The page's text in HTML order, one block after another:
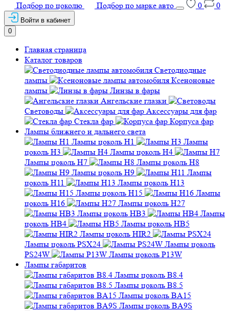
Подбор по цоколю Подбор по марке авто 0 0
Войти в кабинет
0
Главная страница
Каталог товаров
Светодиодные
лампы
Ксеноновые
лампы
Линзы в фары
Ангельские глазки
Световоды
Аксессуары для фар
Стекла фар
Корпуса фар
Лампы ближнего и дальнего света
Лампы цоколь H1
Лампы
цоколь H3
Лампы цоколь H4
Лампы цоколь H7
Лампы цоколь H8
Лампы цоколь H9
Лампы
цоколь H11
Лампы цоколь H13
Лампы цоколь H15
Лампы
цоколь H16
Лампы цоколь H27
Лампы цоколь HB3
Лампы
цоколь HB4
Лампы цоколь HB5
Лампы цоколь HIR2
Лампы цоколь PSX24
Лампы цоколь
PS24W
Лампы цоколь P13W
Лампы габаритов
Лампы цоколь B8.4
Лампы цоколь B8.5
Лампы цоколь BA15
Лампы цоколь BA9S